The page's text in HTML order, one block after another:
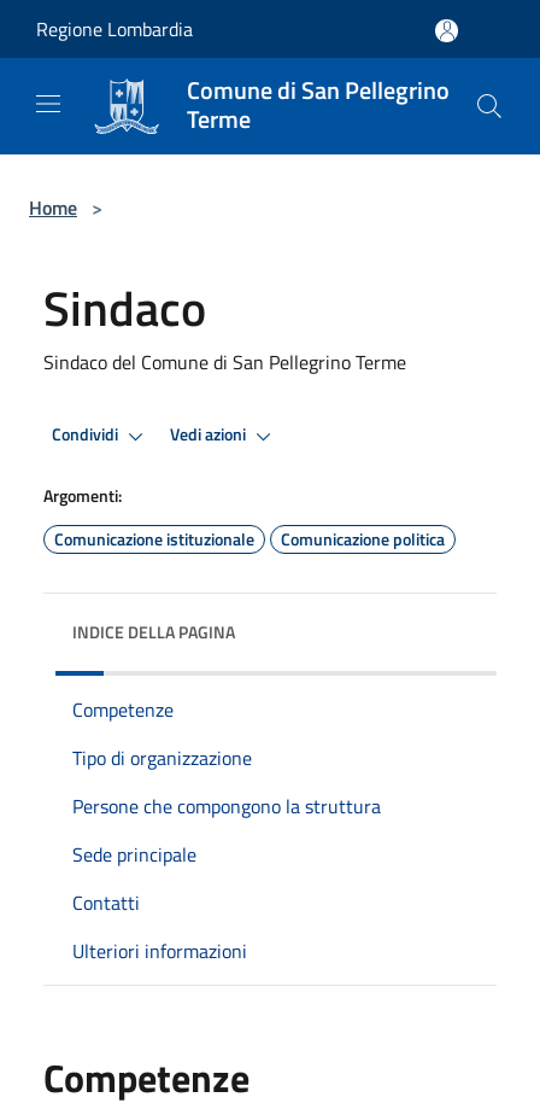
Regione Lombardia
Comune di San Pellegrino
Terme
Home >
Sindaco
Sindaco del Comune di San Pellegrino Terme
Condividi Vedi azioni
Argomenti:
Comunicazione istituzionale
Comunicazione politica
INDICE DELLA PAGINA
Competenze
Tipo di organizzazione
Persone che compongono la struttura
Sede principale
Contatti
Ulteriori informazioni
Competenze